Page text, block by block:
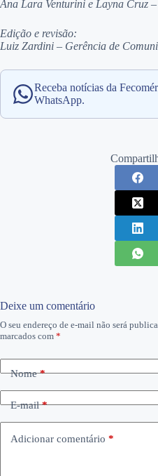
Ana Lara Venturini e Layna Cruz
Edição e revisão:
Luiz Zardini – Gerência de
Receba notícias da
WhatsApp.
Deixe um comentário
O seu endereço de e-mail não será
marcados com *
Nome*
E-mail*
Adicionar comentário *